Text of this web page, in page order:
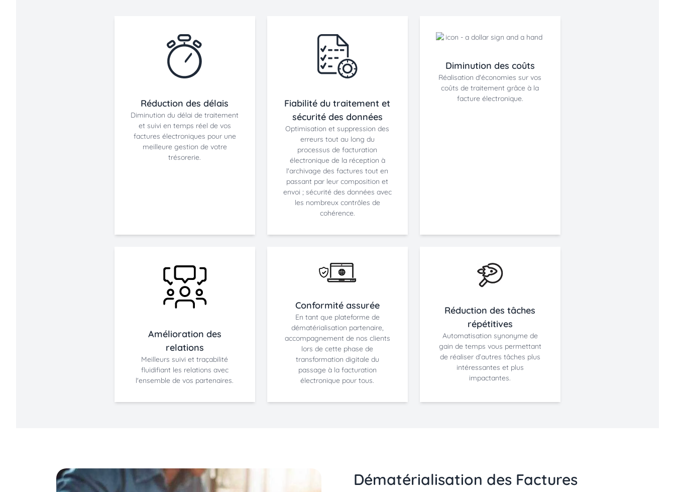
Réduction des délais
Diminution du délai de traitement
et suivi en temps réel de vos
factures électroniques pour une
meilleure gestion de votre
trésorerie.
Fiabilité du traitement et
sécurité des données
Optimisation et suppression des
erreurs tout au long du
processus de facturation
électronique de la réception à
l'archivage des factures tout en
passant par leur composition et
envoi ; sécurité des données avec
les nombreux contrôles de
cohérence.
Diminution des coûts
Réalisation d'économies sur vos
coûts de traitement grâce à la
facture électronique.
Amélioration des
relations
Meilleurs suivi et traçabilité
fluidifiant les relations avec
l'ensemble de vos partenaires.
Conformité assurée
En tant que plateforme de
dématérialisation partenaire,
accompagnement de nos clients
lors de cette phase de
transformation digitale du
passage à la facturation
électronique pour tous.
Réduction des tâches
répétitives
Automatisation synonyme de
gain de temps vous permettant
de réaliser d’autres tâches plus
intéressantes et plus
impactantes.
Dématérialisation des Factures